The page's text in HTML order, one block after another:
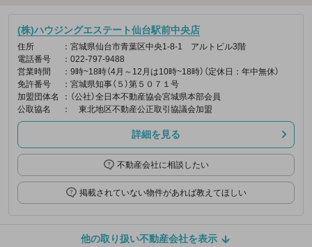
(株)ハウジングエステート仙台駅前中央店
住所
：宮城県仙台市青葉区中央1-8-1 アルトビル3階
電話番号
：022-797-9488
営業時間
：9時~18時（4月～12月は10時~18時）（定休日：年中無休）
免許番号
：宮城県知事（５）第５０７１号
加盟団体名
：（公社）全日本不動産協会宮城県本部会員
公取協名
： 東北地区不動産公正取引協議会加盟
詳細を見る
不動産会社に相談したい
掲載されていない物件があれば教えてほしい
他の取り扱い不動産会社を表示